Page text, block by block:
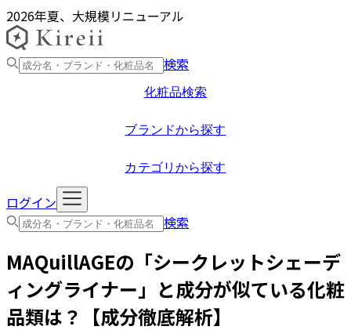
2026年夏、大規模リニューアル
検索
化粧品検索
ブランドから探す
カテゴリから探す
ログイン
検索
MAQuillAGEの「シークレットシェーデ
ィングライナー 」と成分が似ている化粧
品類は？【成分徹底解析】